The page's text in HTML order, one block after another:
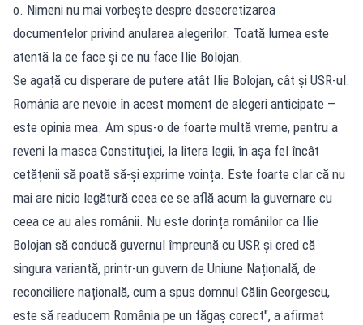
o. Nimeni nu mai vorbește despre desecretizarea
documentelor privind anularea alegerilor. Toată lumea este
atentă la ce face și ce nu face Ilie Bolojan.
Se agață cu disperare de putere atât Ilie Bolojan, cât și USR-ul.
România are nevoie în acest moment de alegeri anticipate —
este opinia mea. Am spus-o de foarte multă vreme, pentru a
reveni la masca Constituției, la litera legii, în așa fel încât
cetățenii să poată să-și exprime voința. Este foarte clar că nu
mai are nicio legătură ceea ce se află acum la guvernare cu
ceea ce au ales românii. Nu este dorința românilor ca Ilie
Bolojan să conducă guvernul împreună cu USR și cred că
singura variantă, printr-un guvern de Uniune Națională, de
reconciliere națională, cum a spus domnul Călin Georgescu,
este să readucem România pe un făgaș corect", a afirmat